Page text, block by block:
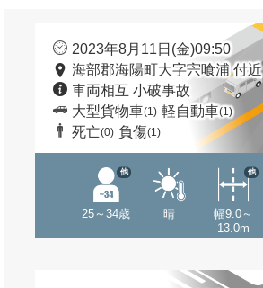
2023年8月11日(金)09:50
海部郡海陽町大字宍喰浦 付近
車両相互 小破事故
大型貨物車(1) 軽自動車(1)
死亡(0) 負傷(1)
25～34歳
他
晴
幅9.0～
13.0m
他